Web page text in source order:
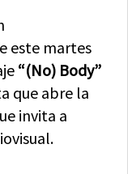
este martes
“(No) Body”
que abre la
invita a